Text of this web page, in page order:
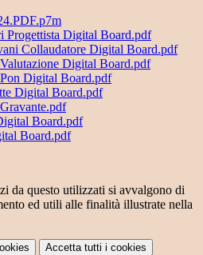
Progettista Digital Board.pdf
Collaudatore Digital Board.pdf
Digital Board.pdf
Digital Board.pdf
Digital Board.pdf
Board.pdf
Board.pdf
da questo utilizzati si avvalgono di
ed utili alle finalità illustrate nella
Accetta tutti i cookies